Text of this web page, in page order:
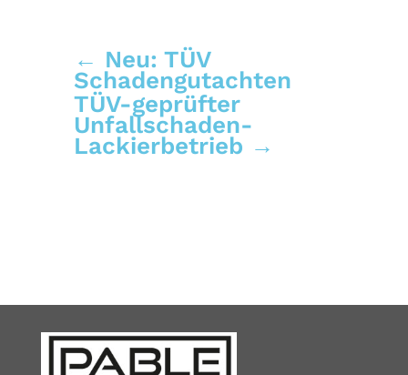
← Neu: TÜV
Schadengutachten
TÜV-geprüfter
Unfallschaden-
Lackierbetrieb →